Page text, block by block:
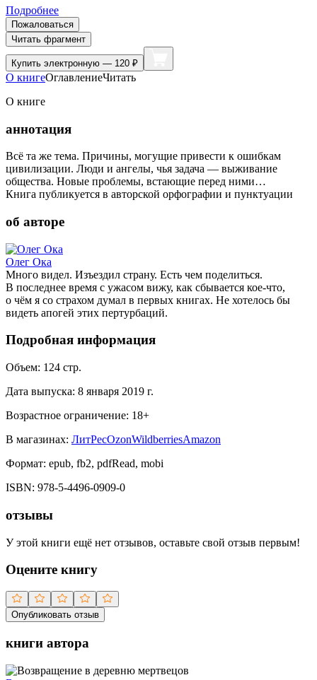
Подробнее
Пожаловаться
Читать фрагмент
Купить электронную — 120 ₽
О книгеОглавлениеЧитать
О книге
аннотация
Всё та же тема. Причины, могущие привести к ошибкам
цивилизации. Люди и ангелы, чья задача — выживание
общества. Новые проблемы, встающие перед ними…
Книга публикуется в авторской орфографии и пунктуации
об авторе
Олег Ока
Много видел. Изъездил страну. Есть чем поделиться.
В последнее время с ужасом вижу, как сбывается кое-что,
о чём я со страхом думал в первых книгах. Не хотелось бы
видеть апогей этих пертурбаций.
Подробная информация
Объем: 124 стр.
Дата выпуска: 8 января 2019 г.
Возрастное ограничение: 18+
В магазинах: ЛитРесOzonWildberriesAmazon
Формат: epub, fb2, pdfRead, mobi
ISBN: 978-5-4496-0909-0
отзывы
У этой книги ещё нет отзывов, оставьте свой отзыв первым!
Оцените книгу
Опубликовать отзыв
книги автора